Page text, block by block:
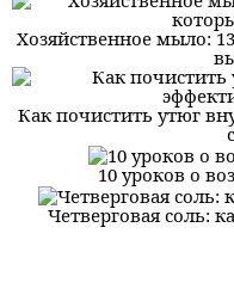
Хозяйственное мыло:
Как почистить утюг
10 уроков о
Четверговая соль: